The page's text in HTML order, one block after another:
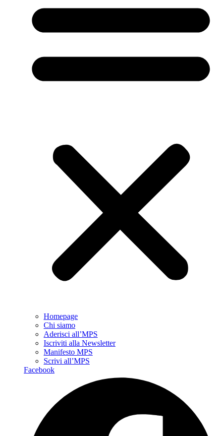
Homepage
Chi siamo
Aderisci all’MPS
Iscriviti alla Newsletter
Manifesto MPS
Scrivi all’MPS
Facebook